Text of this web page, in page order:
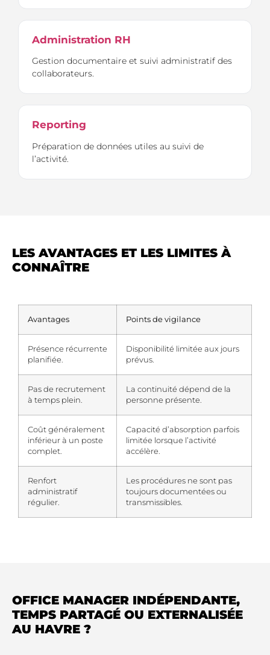
Administration RH
Gestion documentaire et suivi administratif des
collaborateurs.
Reporting
Préparation de données utiles au suivi de
l’activité.
LES AVANTAGES ET LES LIMITES À
CONNAÎTRE
Avantages Points de vigilance
Présence récurrente
planifiée.
Disponibilité limitée aux jours
prévus.
Pas de recrutement
à temps plein.
La continuité dépend de la
personne présente.
Coût généralement
inférieur à un poste
complet.
Capacité d’absorption parfois
limitée lorsque l’activité
accélère.
Renfort
administratif
régulier.
Les procédures ne sont pas
toujours documentées ou
transmissibles.
OFFICE MANAGER INDÉPENDANTE,
TEMPS PARTAGÉ OU EXTERNALISÉE
AU HAVRE ?